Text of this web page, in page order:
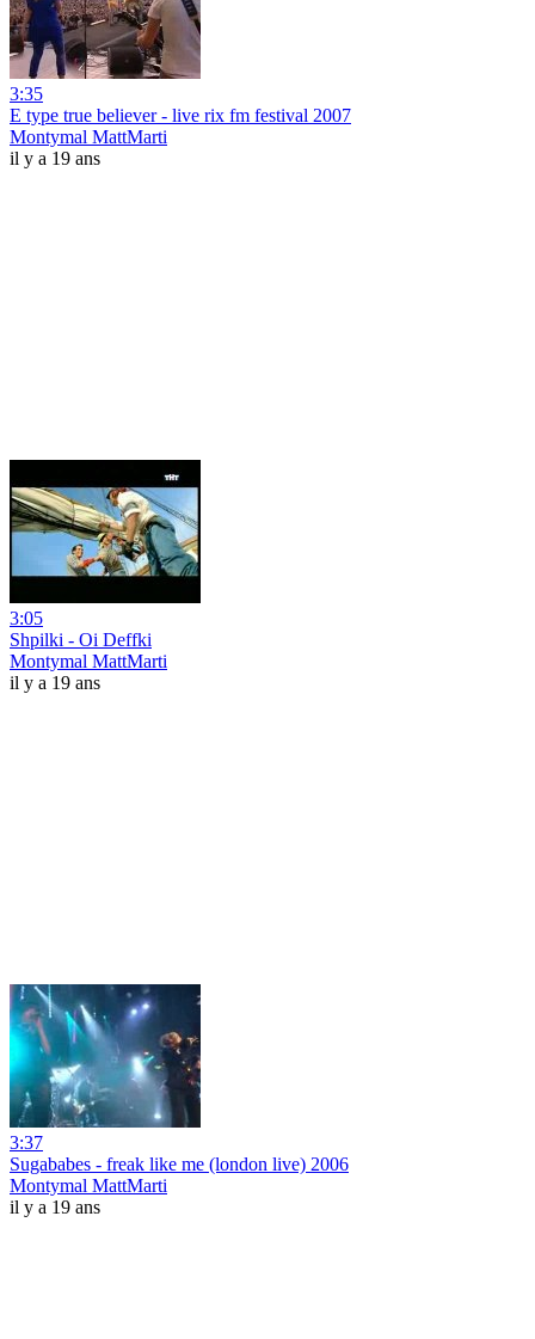
3:35
E type true believer - live rix fm festival 2007
Montymal MattMarti
il y a 19 ans
3:05
Shpilki - Oi Deffki
Montymal MattMarti
il y a 19 ans
3:37
Sugababes - freak like me (london live) 2006
Montymal MattMarti
il y a 19 ans